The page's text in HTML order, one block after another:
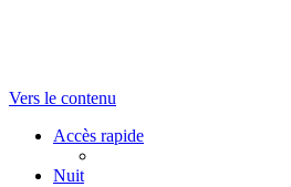
Vers le contenu
Accès rapide
Nuit